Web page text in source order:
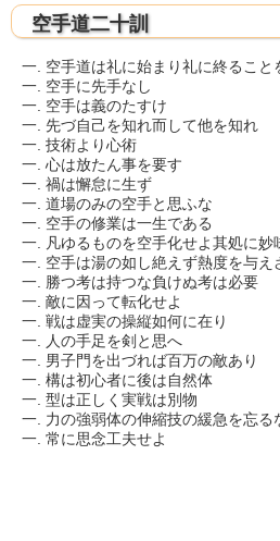
空手道二十訓
一. 空手道は礼に始まり礼に終ること
一. 空手に先手なし
一. 空手は義のたすけ
一. 先づ自己を知れ而して他を知れ
一. 技術より心術
一. 心は放たん事を要す
一. 禍は懈怠に生ず
一. 道場のみの空手と思ふな
一. 空手の修業は一生である
一. 凡ゆるものを空手化せよ其処に妙
一. 空手は湯の如し絶えず熱度を与え
一. 勝つ考は持つな負けぬ考は必要
一. 敵に因って転化せよ
一. 戦は虚実の操縦如何に在り
一. 人の手足を剣と思へ
一. 男子門を出づれば百万の敵あり
一. 構は初心者に後は自然体
一. 型は正しく実戦は別物
一. 力の強弱体の伸縮技の緩急を忘る
一. 常に思念工夫せよ